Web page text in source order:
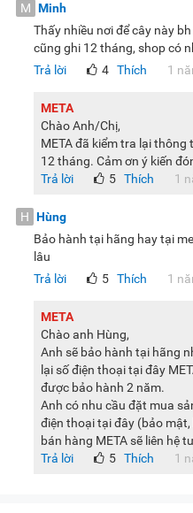
M Minh
Thấy nhiều nơi để cây này
cũng ghi 12 tháng, shop có
Trả lời
Thích
4 1
META
Chào Anh/Chị,
META đã kiểm tra lại
12 tháng. Cảm ơn ý kiến
Trả lời
Thích
5 1
H Hùng
Bảo hành tại hãng hay tại
lâu
Trả lời
Thích
5 1
META
Chào anh Hùng,
Anh sẽ bảo hành tại hãng
lại số điện thoại tại đây
được bảo hành 2 năm.
Anh có nhu cầu đặt mua
điện thoại tại đây (bảo
bán hàng META sẽ liên hệ
Trả lời
Thích
5 1